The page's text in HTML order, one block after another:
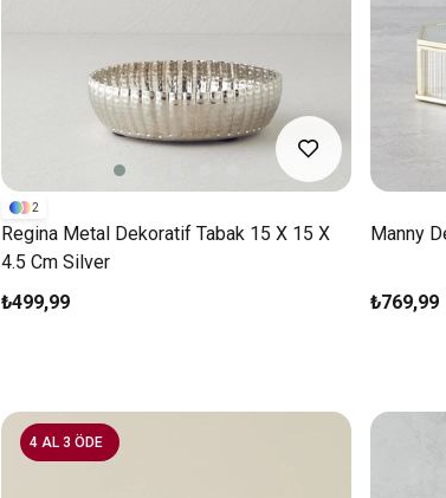
Regina Metal Dekoratif Tabak 15 X 15 X
4.5 Cm Silver
₺499,99
2
Manny
₺769,99
4 AL 3 ÖDE